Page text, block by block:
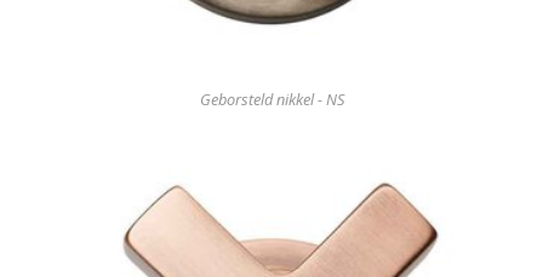
Geborsteld nikkel - NS